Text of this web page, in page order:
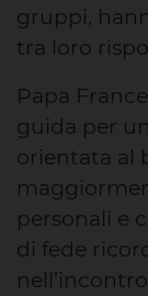
gruppi,
tra loro
Papa
guida per
orientata al
personali e
di fede